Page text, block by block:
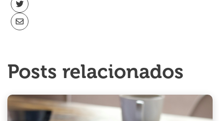
Posts relacionados